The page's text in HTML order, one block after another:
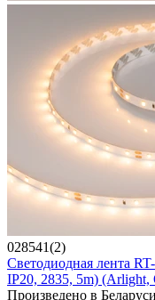
028541(2)
Светодиодная лента
IP20, 2835, 5m)
Произведено в Беларуси